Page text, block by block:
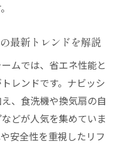
最新トレンドを解説
ムでは、省エネ性能と
レンドです。ナビッシ
、食洗機や換気扇の自
どが人気を集めていま
安全性を重視したリフ